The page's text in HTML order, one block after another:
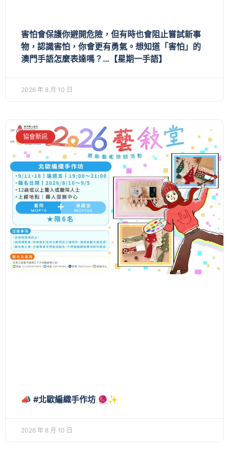
害怕會保護你避開危險，但有時也會阻止嘗試新事
物，認識害怕，你會更有勇氣。想知道「害怕」的
澳門手語怎麼表達嗎？…【星期一手語】
2026 年 8 月 10 日
協會新訊
📣 #北歐編織手作坊 🧶✨
2026 年 8 月 10 日